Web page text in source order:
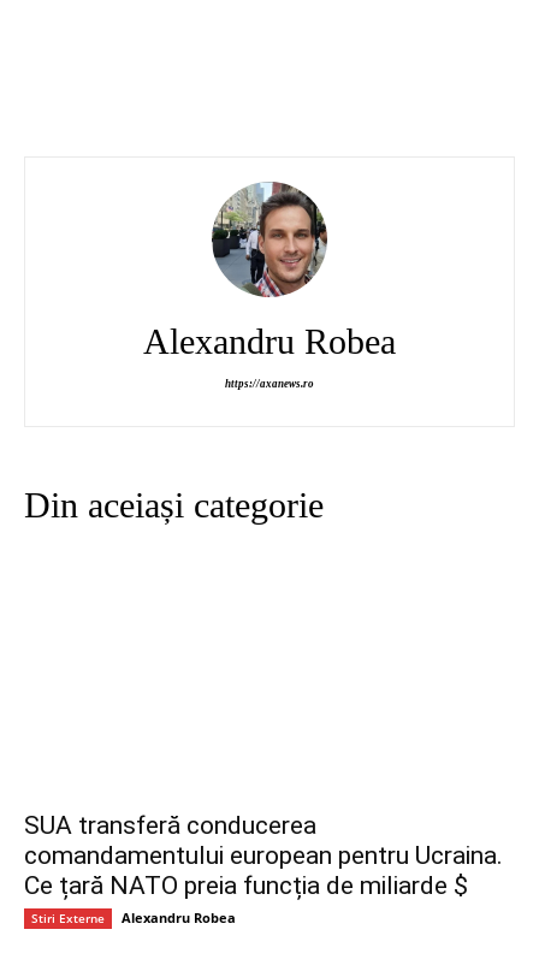
Alexandru Robea
https://axanews.ro
Din aceiași categorie
SUA transferă conducerea
comandamentului european pentru Ucraina.
Ce țară NATO preia funcția de miliarde $
Stiri Externe Alexandru Robea